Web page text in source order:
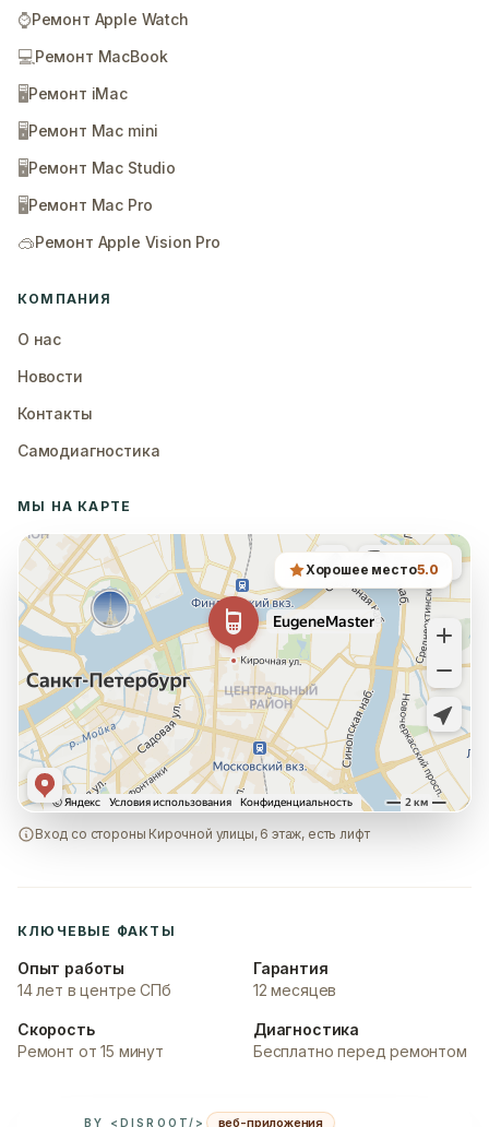
⌚Ремонт Apple Watch
💻Ремонт MacBook
🖥️Ремонт iMac
🖥️Ремонт Mac mini
🖥️Ремонт Mac Studio
🖥️Ремонт Mac Pro
🥽Ремонт Apple Vision Pro
КОМПАНИЯ
О нас
Новости
Контакты
Самодиагностика
МЫ НА КАРТЕ
Хорошее место5.0
Вход со стороны Кирочной улицы, 6 этаж, есть лифт
КЛЮЧЕВЫЕ ФАКТЫ
Опыт работы
14 лет в центре СПб
Гарантия
12 месяцев
Скорость
Ремонт от 15 минут
Диагностика
Бесплатно перед ремонтом
BY <DISROOT/> веб-приложения